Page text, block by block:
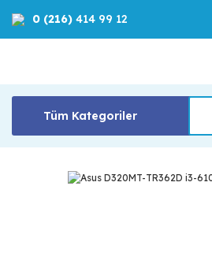
0 (216) 414 99 12
Tüm Kategoriler